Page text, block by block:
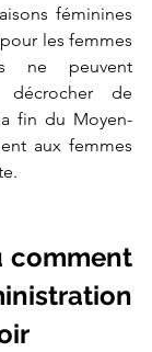
féminines
les femmes
ne peuvent
de
fin du Moyen-
aux femmes
comment